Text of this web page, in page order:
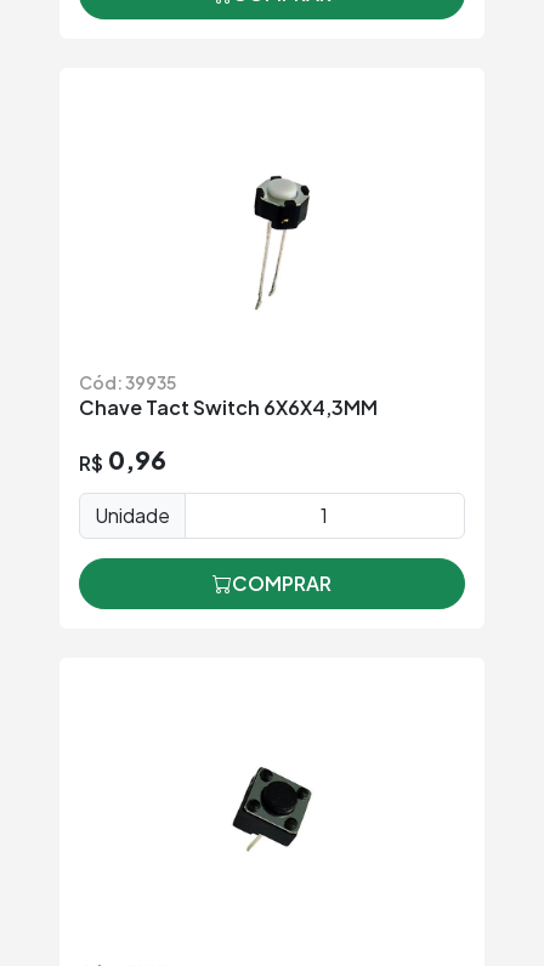
Cód: 39935
Chave Tact Switch 6X6X4,3MM
R$ 0,96
Unidade
COMPRAR